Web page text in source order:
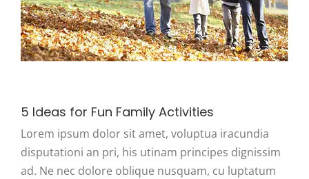
5 Ideas for Fun Family Activities
Lorem ipsum dolor sit amet, voluptua iracundia
disputationi an pri, his utinam principes dignissim
ad. Ne nec dolore oblique nusquam, cu luptatum